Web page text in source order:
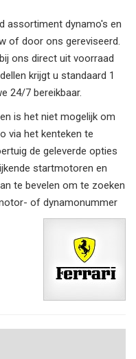
assortiment dynamo's en
of door ons gereviseerd.
ons direct uit voorraad
krijgt u standaard 1
24/7 bereikbaar.
is het niet mogelijk om
via het kenteken te
de geleverde opties
startmotoren en
te bevelen om te zoeken
of dynamonummer